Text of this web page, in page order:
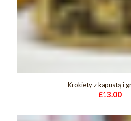
Krokiety z kapustą i
£13.00